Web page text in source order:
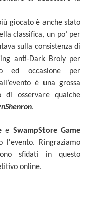
giocato è anche stato
classifica, un po’ per
sulla consistenza di
anti-Dark Broly per
ed occasione per
è una grossa
di osservare qualche
.
e SwampStore Game
l'evento.
Ringraziamo
sfidati in questo
online.